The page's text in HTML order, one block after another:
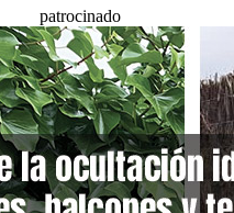
patrocinado